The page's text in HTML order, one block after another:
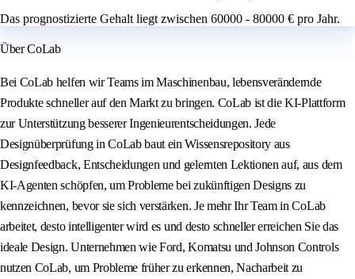
Das prognostizierte Gehalt liegt zwischen 60000 - 80000 € pro Jahr.
Über CoLab
Bei CoLab helfen wir Teams im Maschinenbau, lebensverändernde
Produkte schneller auf den Markt zu bringen. CoLab ist die KI-Plattform
zur Unterstützung besserer Ingenieurentscheidungen. Jede
Designüberprüfung in CoLab baut ein Wissensrepository aus
Designfeedback, Entscheidungen und gelernten Lektionen auf, aus dem
KI-Agenten schöpfen, um Probleme bei zukünftigen Designs zu
kennzeichnen, bevor sie sich verstärken. Je mehr Ihr Team in CoLab
arbeitet, desto intelligenter wird es und desto schneller erreichen Sie das
ideale Design. Unternehmen wie Ford, Komatsu und Johnson Controls
nutzen CoLab, um Probleme früher zu erkennen, Nacharbeit zu